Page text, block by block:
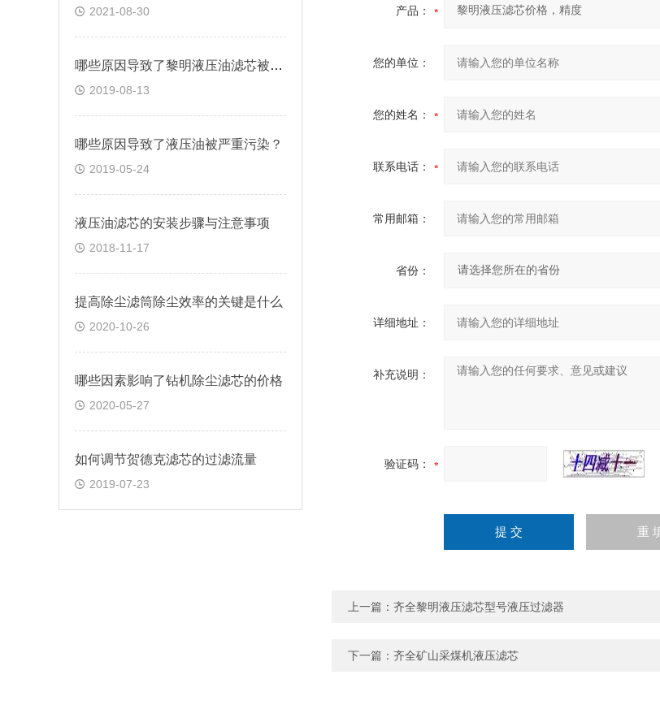
2021-08-30
哪些原因导致了黎明液压油滤芯被严重污染呢？
2019-08-13
哪些原因导致了液压油被严重污染？
2019-05-24
液压油滤芯的安装步骤与注意事项
2018-11-17
提高除尘滤筒除尘效率的关键是什么
2020-10-26
哪些因素影响了钻机除尘滤芯的价格
2020-05-27
如何调节贺德克滤芯的过滤流量
2019-07-23
产品：
您的单位：
您的姓名：
联系电话：
常用邮箱：
省份：
详细地址：
补充说明：
验证码：
上一篇： 齐全黎明液压滤芯型号液压过滤器
下一篇： 齐全矿山采煤机液压滤芯